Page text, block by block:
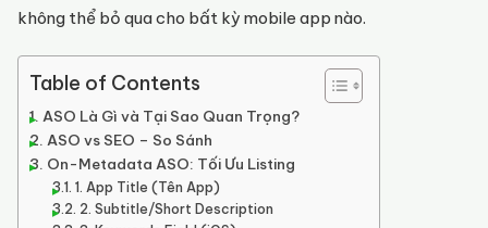
không thể bỏ qua cho bất kỳ mobile app nào.
Table of Contents
ASO Là Gì và Tại Sao Quan Trọng?
ASO vs SEO – So Sánh
On-Metadata ASO: Tối Ưu Listing
1. App Title (Tên App)
2. Subtitle/Short Description